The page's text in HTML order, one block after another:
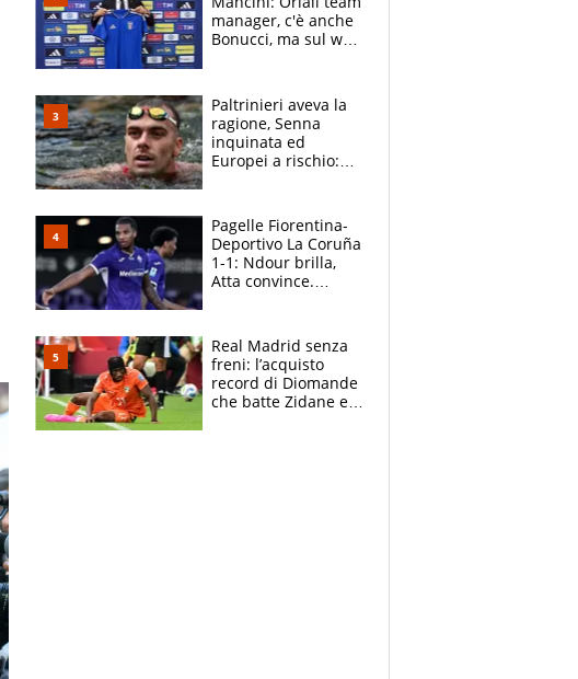
manager, c'è anche
Bonucci, ma sul web
Paltrinieri aveva la
ragione, Senna
inquinata ed
Europei a rischio:
adesso
Pagelle Fiorentina-
Deportivo La Coruña
1-1: Ndour brilla,
Atta convince.
Real Madrid senza
freni: l’acquisto
record di Diomande
che batte Zidane e